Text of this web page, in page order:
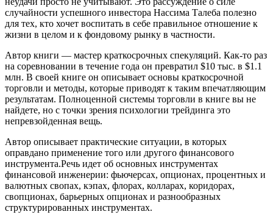
случайности успешного инвестора Нассима Талеба полезно
для тех, кто хочет воспитать в себе правильное отношение к
жизни в целом и к фондовому рынку в частности.
Автор книги — мастер краткосрочных спекуляций. Как-то раз
на соревновании в течение года он превратил $10 тыс. в $1.1
млн. В своей книге он описывает основы краткосрочной
торговли и методы, которые приводят к таким впечатляющим
результатам. Полноценной системы торговли в книге вы не
найдете, но с точки зрения психологии трейдинга это
непревзойденная вещь.
Автор описывает практические ситуации, в которых
оправдано применение того или другого финансового
инструмента.Речь идет об основных инструментах
финансовой инженерии: фьючерсах, опционах, процентных и
валютных свопах, кэпах, флорах, колларах, коридорах,
свопционах, барьерных опционах и разнообразных
структурированных инструментах.